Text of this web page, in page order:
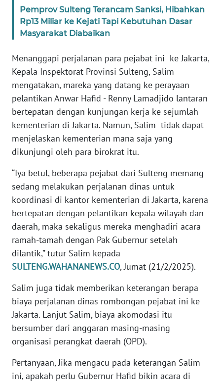
Pemprov Sulteng Terancam Sanksi, Hibahkan
Rp13 Miliar ke Kejati Tapi Kebutuhan Dasar
Masyarakat Diabaikan
Menanggapi perjalanan para pejabat ini ke Jakarta,
Kepala Inspektorat Provinsi Sulteng, Salim
mengatakan, mareka yang datang ke perayaan
pelantikan Anwar Hafid - Renny Lamadjido lantaran
bertepatan dengan kunjungan kerja ke sejumlah
kementerian di Jakarta. Namun, Salim tidak dapat
menjelaskan kementerian mana saja yang
dikunjungi oleh para birokrat itu.
“Iya betul, beberapa pejabat dari Sulteng memang
sedang melakukan perjalanan dinas untuk
koordinasi di kantor kementerian di Jakarta, karena
bertepatan dengan pelantikan kepala wilayah dan
daerah, maka sekaligus mereka menghadiri acara
ramah-tamah dengan Pak Gubernur setelah
dilantik,” tutur Salim kepada
SULTENG.WAHANANEWS.CO, Jumat (21/2/2025).
Salim juga tidak memberikan keterangan berapa
biaya perjalanan dinas rombongan pejabat ini ke
Jakarta. Lanjut Salim, biaya akomodasi itu
bersumber dari anggaran masing-masing
organisasi perangkat daerah (OPD).
Pertanyaan, Jika mengacu pada keterangan Salim
ini, apakah perlu Gubernur Hafid bikin acara di
JAMBI
WN
NTB
WN
SULTENG
WN
SULBAR
WN
BABEL
WN
SUMBAR
WN
SUMSEL
WN
BENGKULU
WN
JATENG